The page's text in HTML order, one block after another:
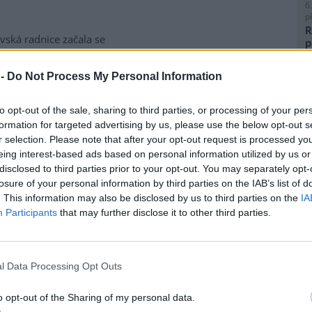
Do Not Process My Personal Information
opt-out of the sale, sharing to third parties, or processing of your
for targeted advertising by us, please use the below opt-out
selection. Please note that after your opt-out request is processed
interest-based ads based on personal information utilized by us
to third parties prior to your opt-out. You may separately
of your personal information by third parties on the IAB’s list of
This information may also be disclosed by us to third parties on the
Participants that may further disclose it to other third parties.
Data Processing Opt Outs
opt-out of the Sharing of my personal data.
radnice začala se
likvidací bolševníku
který patří k
invazním
ve Slezské Ostravě letos
kombinuje chemické i
Gabriela Pokorná.
výrobu nového
Škoda Auto zahájila ve
hlavním závodě v Mladé
sériovou výrobu nového
Jde o největší vůz v